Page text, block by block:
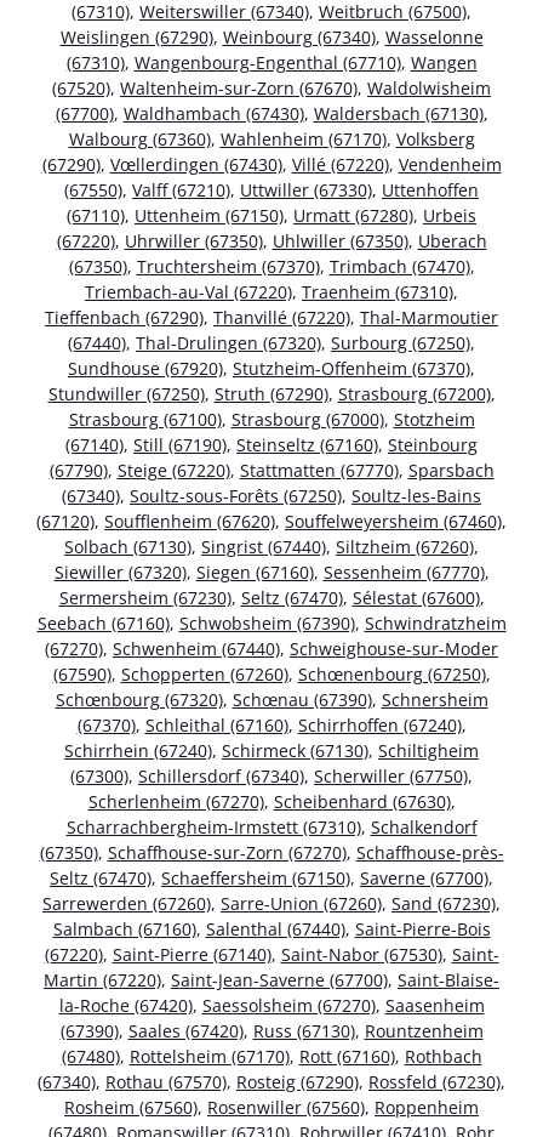
(67310), Weiterswiller (67340), Weitbruch (67500),
Weislingen (67290), Weinbourg (67340), Wasselonne
(67310), Wangenbourg-Engenthal (67710), Wangen
(67520), Waltenheim-sur-Zorn (67670), Waldolwisheim
(67700), Waldhambach (67430), Waldersbach (67130),
Walbourg (67360), Wahlenheim (67170), Volksberg
(67290), Vœllerdingen (67430), Villé (67220), Vendenheim
(67550), Valff (67210), Uttwiller (67330), Uttenhoffen
(67110), Uttenheim (67150), Urmatt (67280), Urbeis
(67220), Uhrwiller (67350), Uhlwiller (67350), Uberach
(67350), Truchtersheim (67370), Trimbach (67470),
Triembach-au-Val (67220), Traenheim (67310),
Tieffenbach (67290), Thanvillé (67220), Thal-Marmoutier
(67440), Thal-Drulingen (67320), Surbourg (67250),
Sundhouse (67920), Stutzheim-Offenheim (67370),
Stundwiller (67250), Struth (67290), Strasbourg (67200),
Strasbourg (67100), Strasbourg (67000), Stotzheim
(67140), Still (67190), Steinseltz (67160), Steinbourg
(67790), Steige (67220), Stattmatten (67770), Sparsbach
(67340), Soultz-sous-Forêts (67250), Soultz-les-Bains
(67120), Soufflenheim (67620), Souffelweyersheim (67460),
Solbach (67130), Singrist (67440), Siltzheim (67260),
Siewiller (67320), Siegen (67160), Sessenheim (67770),
Sermersheim (67230), Seltz (67470), Sélestat (67600),
Seebach (67160), Schwobsheim (67390), Schwindratzheim
(67270), Schwenheim (67440), Schweighouse-sur-Moder
(67590), Schopperten (67260), Schœnenbourg (67250),
Schœnbourg (67320), Schœnau (67390), Schnersheim
(67370), Schleithal (67160), Schirrhoffen (67240),
Schirrhein (67240), Schirmeck (67130), Schiltigheim
(67300), Schillersdorf (67340), Scherwiller (67750),
Scherlenheim (67270), Scheibenhard (67630),
Scharrachbergheim-Irmstett (67310), Schalkendorf
(67350), Schaffhouse-sur-Zorn (67270), Schaffhouse-près-
Seltz (67470), Schaeffersheim (67150), Saverne (67700),
Sarrewerden (67260), Sarre-Union (67260), Sand (67230),
Salmbach (67160), Salenthal (67440), Saint-Pierre-Bois
(67220), Saint-Pierre (67140), Saint-Nabor (67530), Saint-
Martin (67220), Saint-Jean-Saverne (67700), Saint-Blaise-
la-Roche (67420), Saessolsheim (67270), Saasenheim
(67390), Saales (67420), Russ (67130), Rountzenheim
(67480), Rottelsheim (67170), Rott (67160), Rothbach
(67340), Rothau (67570), Rosteig (67290), Rossfeld (67230),
Rosheim (67560), Rosenwiller (67560), Roppenheim